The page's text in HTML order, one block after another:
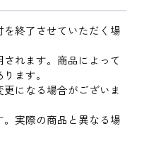
終了させていただく場
れます。商品によって
ます。
になる場合がございま
実際の商品と異なる場